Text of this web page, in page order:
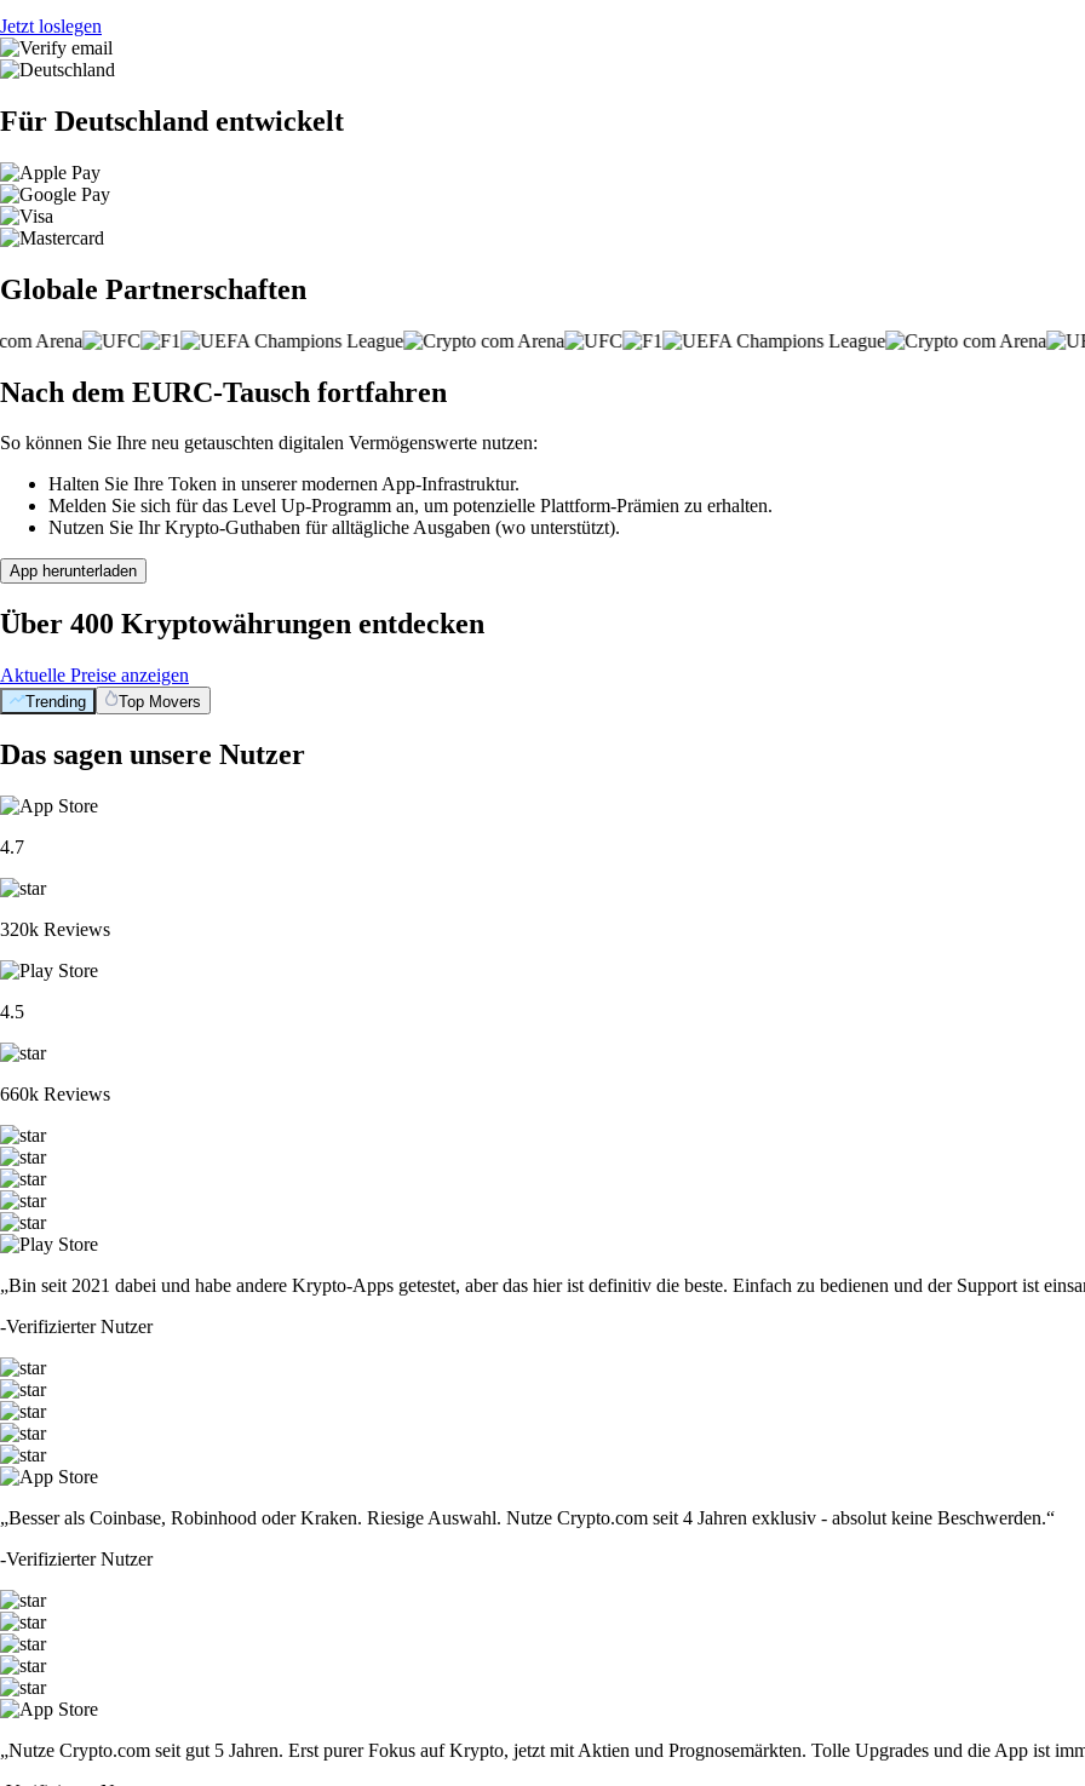
Jetzt loslegen
Für Deutschland entwickelt
Globale Partnerschaften
Nach dem EURC-Tausch fortfahren
So können Sie Ihre neu getauschten digitalen Vermögenswerte nutzen:
Halten Sie Ihre Token in unserer modernen App-Infrastruktur.
Melden Sie sich für das Level Up-Programm an, um potenzielle Plattform-Prämien zu erhalten.
Nutzen Sie Ihr Krypto-Guthaben für alltägliche Ausgaben (wo unterstützt).
App herunterladen
Über 400 Kryptowährungen entdecken
Aktuelle Preise anzeigen
Trending Top Movers
Das sagen unsere Nutzer
4.7
320k Reviews
4.5
660k Reviews
„Bin seit 2021 dabei und habe andere Krypto-Apps getestet, aber das hier ist definitiv die beste. Einfach zu bedienen und der Support ist
-Verifizierter Nutzer
„Besser als Coinbase, Robinhood oder Kraken. Riesige Auswahl. Nutze Crypto.com seit 4 Jahren exklusiv - absolut keine Beschwerden.“
-Verifizierter Nutzer
„Nutze Crypto.com seit gut 5 Jahren. Erst purer Fokus auf Krypto, jetzt mit Aktien und Prognosemärkten. Tolle Upgrades und die App ist